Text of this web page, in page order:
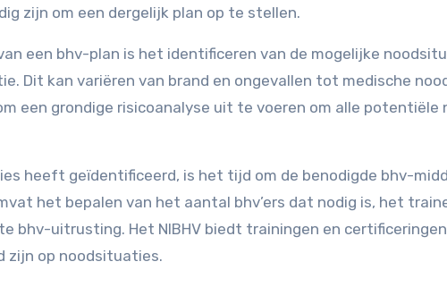
zijn om een dergelijk plan op te stellen.
een bhv-plan is het identificeren van de mogelijke
Dit kan variëren van brand en ongevallen tot medische
een grondige risicoanalyse uit te voeren om alle potentiële
heeft geïdentificeerd, is het tijd om de benodigde bhv-
het bepalen van het aantal bhv’ers dat nodig is, het
bhv-uitrusting. Het NIBHV biedt trainingen en
zijn op noodsituaties.